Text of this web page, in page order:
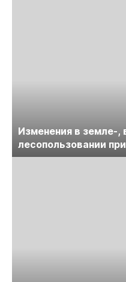
Изменения в земле-,
лесопользовании
обсудят на